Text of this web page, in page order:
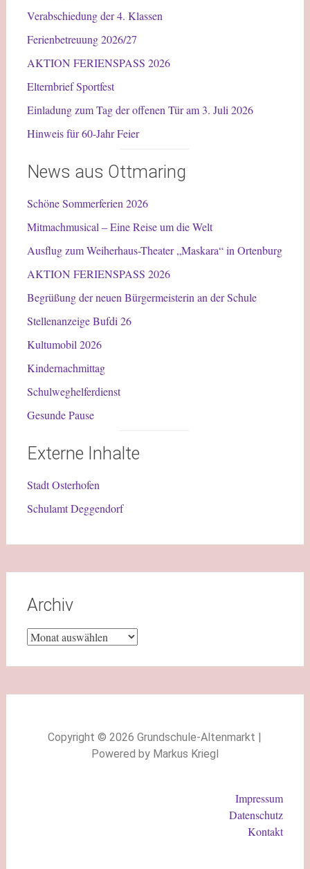
Verabschiedung der 4. Klassen
Ferienbetreuung 2026/27
AKTION FERIENSPASS 2026
Elternbrief Sportfest
Einladung zum Tag der offenen Tür am 3. Juli 2026
Hinweis für 60-Jahr Feier
News aus Ottmaring
Schöne Sommerferien 2026
Mitmachmusical – Eine Reise um die Welt
Ausflug zum Weiherhaus-Theater „Maskara“ in Ortenburg
AKTION FERIENSPASS 2026
Begrüßung der neuen Bürgermeisterin an der Schule
Stellenanzeige Bufdi 26
Kultumobil 2026
Kindernachmittag
Schulweghelferdienst
Gesunde Pause
Externe Inhalte
Stadt Osterhofen
Schulamt Deggendorf
Archiv
Copyright © 2026 Grundschule-Altenmarkt |
Powered by Markus Kriegl
Impressum
Datenschutz
Kontakt